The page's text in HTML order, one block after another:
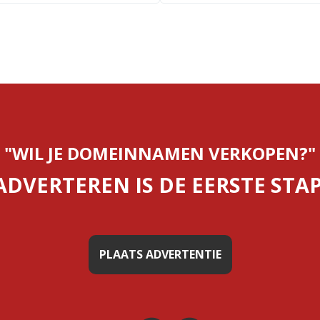
"WIL JE DOMEINNAMEN VERKOPEN?"
IS DE EERSTE
PLAATS ADVERTENTIE